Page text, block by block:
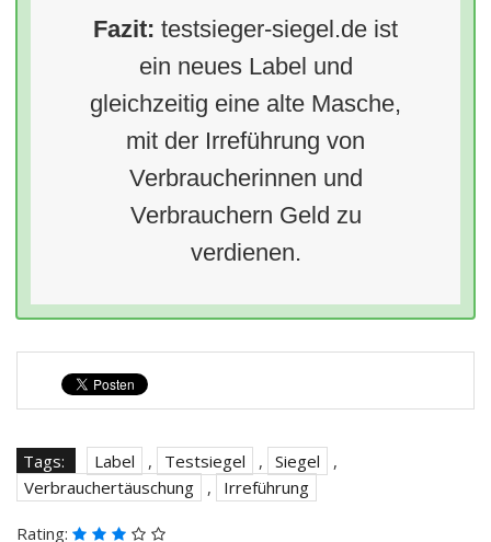
Fazit: testsieger-siegel.de ist
ein neues Label und
gleichzeitig eine alte Masche,
mit der Irreführung von
Verbraucherinnen und
Verbrauchern Geld zu
verdienen.
Tags: Label , Testsiegel , Siegel
,
Verbrauchertäuschung
, Irreführung
Rating: